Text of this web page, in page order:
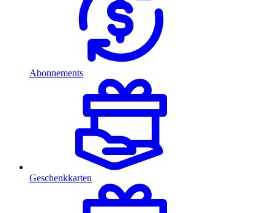
Abonnements
Geschenkkarten